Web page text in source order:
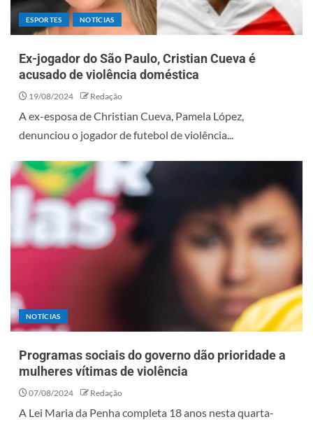
ESPORTES NOTÍCIAS
Ex-jogador do São Paulo, Cristian Cueva é
acusado de violência doméstica
19/08/2024 Redação
A ex-esposa de Christian Cueva, Pamela López,
denunciou o jogador de futebol de violência...
NOTÍCIAS
Programas sociais do governo dão prioridade a
mulheres vítimas de violência
07/08/2024 Redação
A Lei Maria da Penha completa 18 anos nesta quarta-